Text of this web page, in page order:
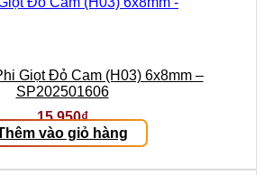
Giọt Đỏ Cam (H03) 6x8mm –
SP202501606
15.950₫
vào giỏ hàng